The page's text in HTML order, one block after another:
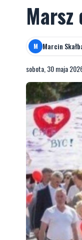
M Marcin
sobota, 30 maja